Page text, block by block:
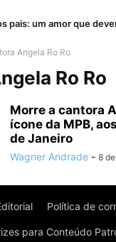
Angela Ro Ro
Ro Ro
Morre a cantora
ícone da MPB,
de Janeiro
Wagner Andrade - 8
Política de
para Conteúdo